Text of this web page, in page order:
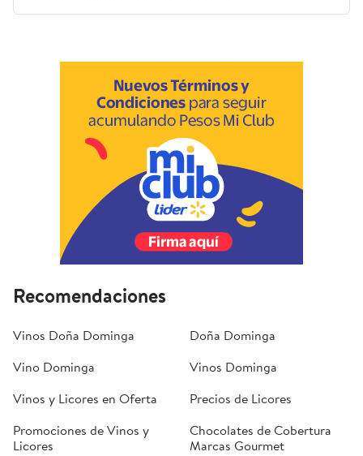
Recomendaciones
Vinos Doña Dominga
Doña Dominga
Vino Dominga
Vinos Dominga
Vinos y Licores en Oferta
Precios de Licores
Promociones de Vinos y
Licores
Chocolates de Cobertura
Marcas Gourmet